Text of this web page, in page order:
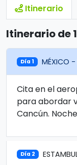
Itinerario
Itinerario de
Día 1 MÉXICO -
Cita en el
para abordar
Cancún.
Día 2